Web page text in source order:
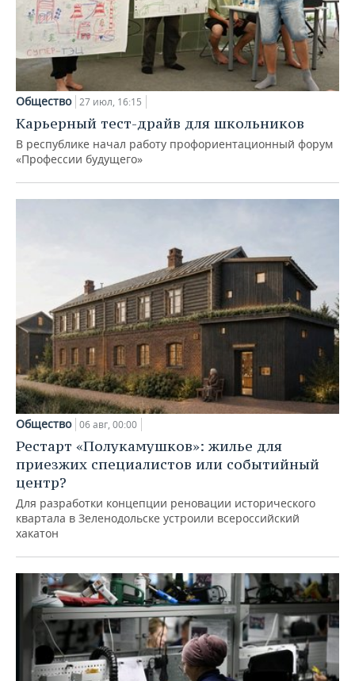
Общество 27 июл, 16:15
Карьерный тест-драйв для школьников
В республике начал работу профориентационный форум
«Профессии будущего»
Общество 06 авг, 00:00
Рестарт «Полукамушков»: жилье для
приезжих специалистов или событийный
центр?
Для разработки концепции реновации исторического
квартала в Зеленодольске устроили всероссийский
хакатон